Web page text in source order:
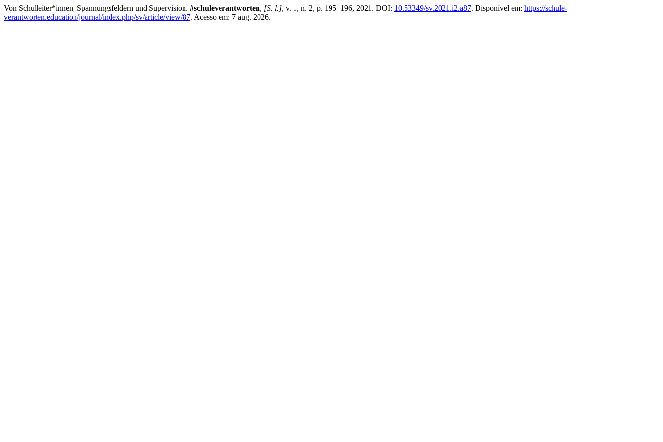
Von Schulleiter*innen, Spannungsfeldern und Supervision. #schuleverantworten, [S. l.], v. 1, n. 2, p. 195–196, 2021. DOI: 10.53349/sv.2021.i2.a87. Disponível em: https://schule-
verantworten.education/journal/index.php/sv/article/view/87. Acesso em: 7 aug. 2026.